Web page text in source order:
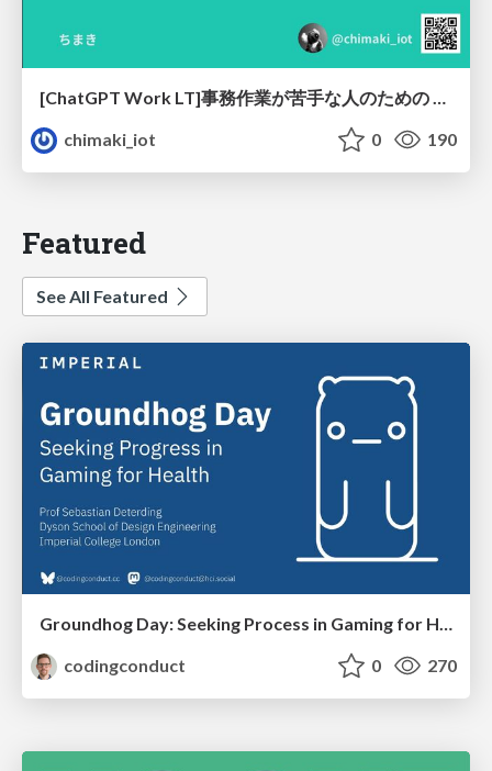
[ChatGPT Work LT]事務作業が苦手な人のための バックオフィスの「半」自動化
chimaki_iot
0 190
Featured
See All Featured
Groundhog Day: Seeking Process in Gaming for Health
codingconduct
0 270